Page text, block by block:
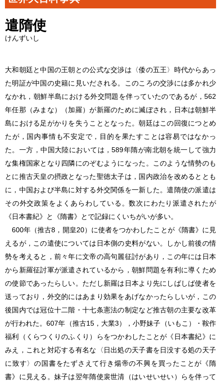
遣隋使
けんずいし
大和朝廷と中国の王朝との公式な交渉は〈倭の五王〉時代からあっ
た明証が中国の史籍に見いだされる。このころの交渉には多かれ少
なかれ，朝鮮半島における外交問題を伴っていたのであるが，562
年任那（みまな）（加羅）が新羅のために滅ぼされ，日本は朝鮮半
島における足がかりを失うこととなった。朝廷はこの回復につとめ
たが，国内事情も不安定で，目的を果たすことは容易ではなかっ
た。一方，中国大陸においては，589年隋が南北朝を統一して強力
な集権国家となり四隣にのぞむようになった。このような情勢のも
とに推古天皇の摂政となった聖徳太子は，国内政治を改めるととも
に，中国および半島に対する外交関係を一新した。遣隋使の派遣は
その外交政策をよくあらわしている。数次にわたり派遣されたが
《日本書紀》と《隋書》とで記録にくいちがいが多い。
600年（推古8，開皇20）に使者をつかわしたことが《隋書》に見
えるが，この遣使については日本側の史料がない。しかし前後の情
勢を考えると，前々年に文帝の高句麗征討があり，この年には日本
から新羅征討軍が派遣されているから，朝鮮問題を有利に導くため
の使節であったらしい。ただし新羅は日本より先にしばしば使者を
送っており，外交的にはあまり効果をあげなかったらしいが，この
後国内では冠位十二階・十七条憲法の制定など推古朝の主要な改革
が行われた。607年（推古15，大業3），小野妹子（いもこ）・鞍作
福利（くらつくりのふくり）らをつかわしたことが《日本書紀》に
みえ，これと対応する有名な〈日出処の天子書を日没する処の天子
に致す〉の国書をたずさえて行き煬帝の不興を買ったことが《隋
書》に見える。妹子は翌年隋使裴世清（はいせいせい）らを伴って